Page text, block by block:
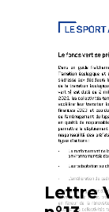
Lettre